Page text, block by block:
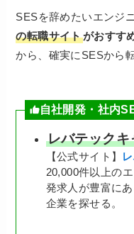
SESを辞めたいエンジ
の転職サイトがおすす
から、確実にSESから
自社開発・社内
レバテックキ
【公式サイト】
20,000件以上の
発求人が豊富に
企業を探せる。